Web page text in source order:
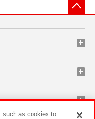
such as cookies to